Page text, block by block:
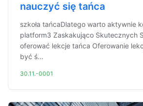
nauczyć się tańca
szkoła tańcaDlatego warto aktywnie
platform3 Zaskakująco Skutecznych
oferować lekcje tańca Oferowanie
być ś...
30.11.-0001